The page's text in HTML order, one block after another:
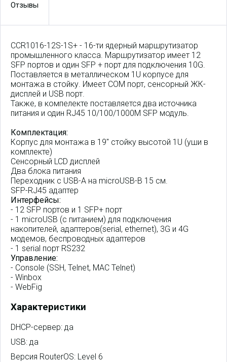
Отзывы
CCR1016-12S-1S+ - 16-ти ядерный маршрутизатор
промышленного класса. Маршрутизатор имеет 12
SFP портов и один SFP + порт для подключения 10G.
Поставляется в металлическом 1U корпусе для
монтажа в стойку. Имеет COM порт, сенсорный ЖК-
дисплей и USB порт.
Также, в компелекте поставляется два источника
питания и один RJ45 10/100/1000M SFP модуль.
Комплектация:
Корпус для монтажа в 19" стойку высотой 1U (уши в
комплекте)
Сенсорный LCD дисплей
Два блока питания
Переходник с USB-A на microUSB-B 15 см.
SFP-RJ45 адаптер
Интерфейсы:
- 12 SFP портов и 1 SFP+ порт
- 1 microUSB (с питанием) для подключения
накопителей, адаптеров(serial, ethernet), 3G и 4G
модемов, беспроводных адаптеров
- 1 serial порт RS232
Управление:
- Console (SSH, Telnet, MAC Telnet)
- Winbox
- WebFig
Характеристики
DHCP-сервер: да
USB: да
Версия RouterOS: Level 6